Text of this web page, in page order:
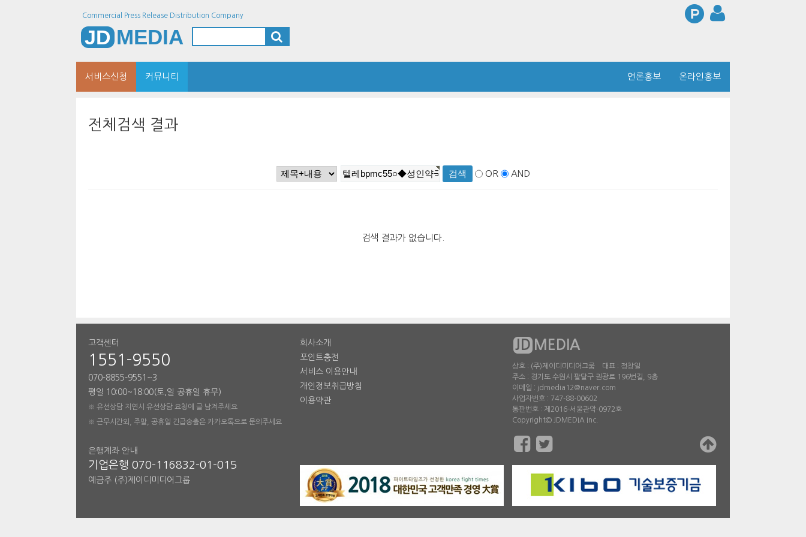
Commercial Press Release Distribution Company
JD MEDIA
서비스신청 커뮤니티 온라인홍보
언론홍보
전체검색 결과
OR AND
검색 결과가 없습니다.
고객센터
1551-9550
070-8855-9551~3
평일 10:00~18:00(토,일 공휴일 휴무)
※ 유선상담 지연시 유선상담 요청에 글 남겨주세요
※ 근무시간외, 주말, 공휴일 긴급송출은 카카오톡으로 문의주세요
은행계좌 안내
기업은행 070-116832-01-015
예금주 (주)제이디미디어그룹
회사소개
포인트충전
서비스 이용안내
개인정보취급방침
이용약관
JD MEDIA
상호 : (주)제이디미디어그룹 대표 : 정창일
주소 : 경기도 수원시 팔달구 권광로 196번길, 9층
이메일 : jdmedia12@naver.com
사업자번호 : 747-88-00602
통판번호 : 제2016-서울관악-0972호
Copyright© JDMEDIA Inc.